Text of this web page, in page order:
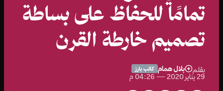
تمامًا للحفاظ على بساطة
تصميم خارطة القرن
بقلم بلال همام كاتب بارز
29 يناير 2020 — 04:26 م